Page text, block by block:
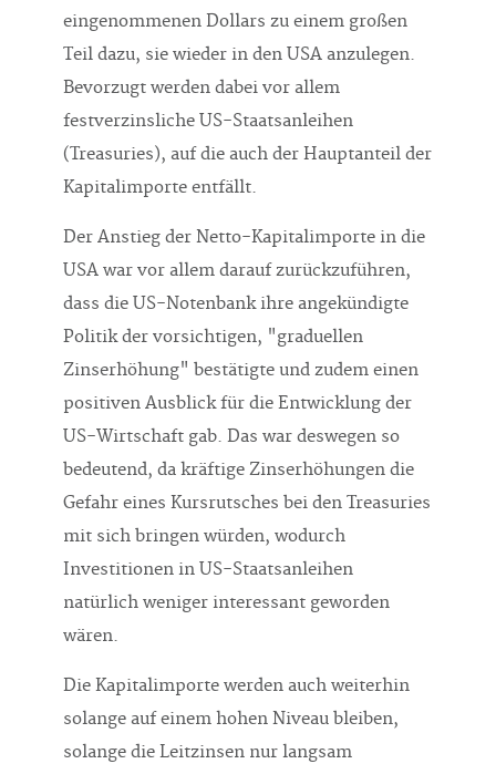
eingenommenen Dollars zu einem großen
Teil dazu, sie wieder in den USA anzulegen.
Bevorzugt werden dabei vor allem
festverzinsliche US-Staatsanleihen
(Treasuries), auf die auch der Hauptanteil der
Kapitalimporte entfällt.
Der Anstieg der Netto-Kapitalimporte in die
USA war vor allem darauf zurückzuführen,
dass die US-Notenbank ihre angekündigte
Politik der vorsichtigen, "graduellen
Zinserhöhung" bestätigte und zudem einen
positiven Ausblick für die Entwicklung der
US-Wirtschaft gab. Das war deswegen so
bedeutend, da kräftige Zinserhöhungen die
Gefahr eines Kursrutsches bei den Treasuries
mit sich bringen würden, wodurch
Investitionen in US-Staatsanleihen
natürlich weniger interessant geworden
wären.
Die Kapitalimporte werden auch weiterhin
solange auf einem hohen Niveau bleiben,
solange die Leitzinsen nur langsam